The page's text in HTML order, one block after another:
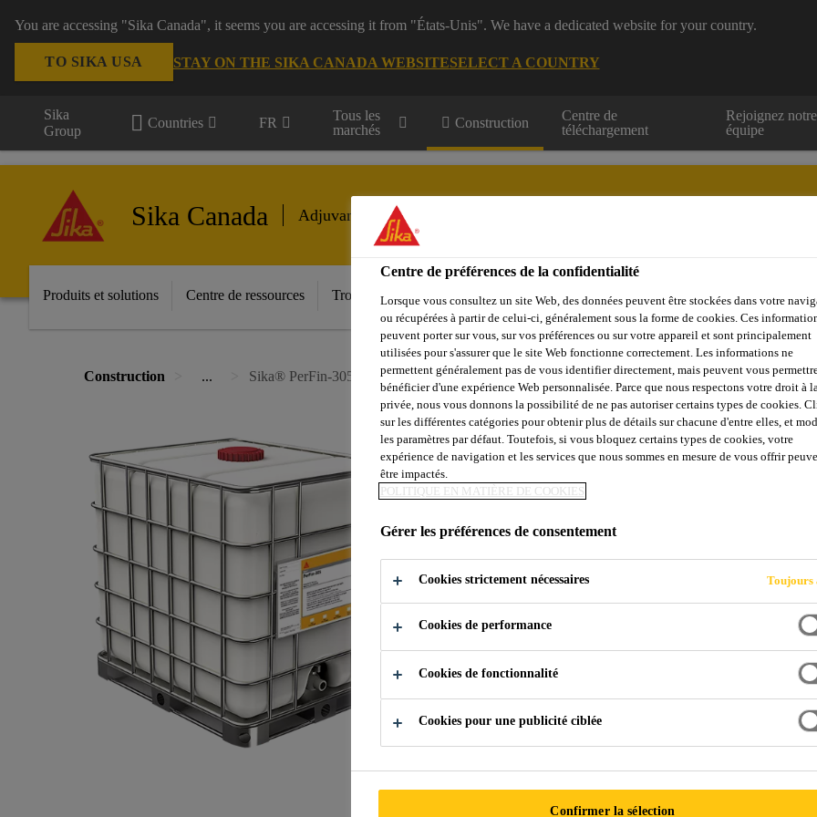
You are accessing "Sika Canada", it seems you are accessing it from "États-Unis". We have a dedicated website for your country.
TO SIKA USA STAY ON THE SIKA CANADA WEBSITESELECT A COUNTRY
Sika
Group
Countries FR
Tous les
marchés
Construction
Centre de
téléchargement
Rejoignez notre
équipe
Sika Canada Adjuvants pour béton
Produits et solutions Centre de ressources Trouver un distributeur Contactez-nous
Construction ... Sika® PerFin-305
Sika® PerFin-
ADJUVANT AMÉLIORANT LA
RÉDUCTION DE L'AIR
Sika® PerFin-305 est un adjuvant pour béton
ou réduire la teneur en air du béton.
Sika® PerFin-305 est conçu pour produire
autres défauts. L’utilisation du Sika® PerFin-
Amélioration de l’esthétique et de l’uniformité
Augmentation de la durabilité du béton
Réduction du risque de non-conformité dû aux
Sika® PerFin-305 peut aussi être utilisé
Centre de préférences de la confidentialité
Lorsque vous consultez un site Web, des données peuvent être stockées dans votre
ou récupérées à partir de celui-ci, généralement sous la forme de cookies. Ces
peuvent porter sur vous, sur vos préférences ou sur votre appareil et sont principalement
utilisées pour s'assurer que le site Web fonctionne correctement. Les informations ne
permettent généralement pas de vous identifier directement, mais peuvent vous
bénéficier d'une expérience Web personnalisée. Parce que nous respectons votre droit à
privée, nous vous donnons la possibilité de ne pas autoriser certains types de cookies.
sur les différentes catégories pour obtenir plus de détails sur chacune d'entre elles, et
les paramètres par défaut. Toutefois, si vous bloquez certains types de cookies, votre
expérience de navigation et les services que nous sommes en mesure de vous offrir
être impactés.
POLITIQUE EN MATIÈRE DE COOKIES
Gérer les préférences de consentement
Cookies strictement nécessaires Toujours
Cookies de performance
Cookies de fonctionnalité
Cookies pour une publicité ciblée
Confirmer la sélection